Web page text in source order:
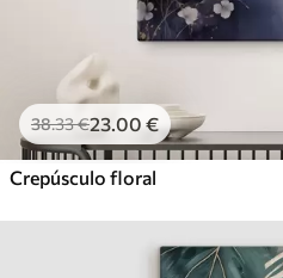
38.33€23 .00 €
Crepúsculo floral